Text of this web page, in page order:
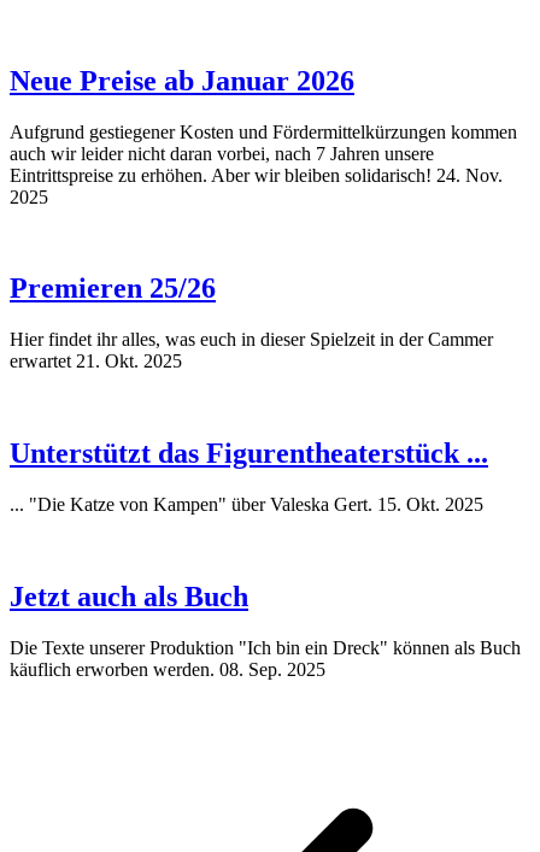
Neue Preise ab Januar 2026
Aufgrund gestiegener Kosten und Fördermittelkürzungen kommen
auch wir leider nicht daran vorbei, nach 7 Jahren unsere
Eintrittspreise zu erhöhen. Aber wir bleiben solidarisch! 24. Nov.
2025
Premieren 25/26
Hier findet ihr alles, was euch in dieser Spielzeit in der Cammer
erwartet 21. Okt. 2025
Unterstützt das Figurentheaterstück ...
... "Die Katze von Kampen" über Valeska Gert. 15. Okt. 2025
Jetzt auch als Buch
Die Texte unserer Produktion "Ich bin ein Dreck" können als Buch
käuflich erworben werden. 08. Sep. 2025